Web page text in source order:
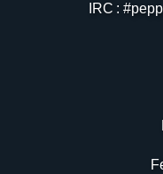
IRC :